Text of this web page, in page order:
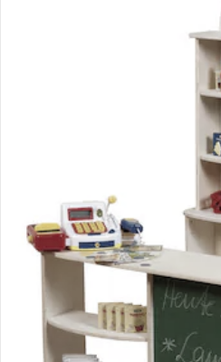
Unternehmen
Sicher & flexibel bezahlen